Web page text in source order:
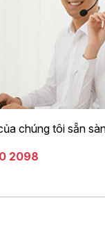
chúng tôi sẵn
2098